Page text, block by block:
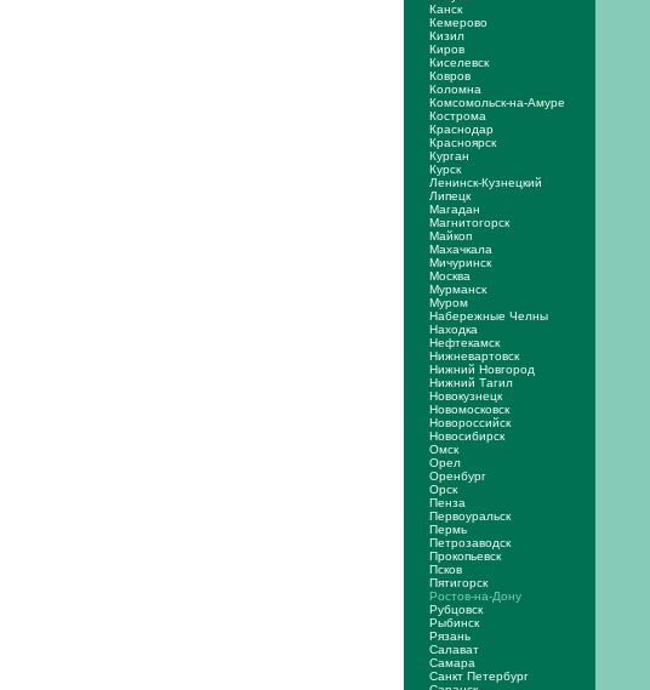
Канск
Кемерово
Кизил
Киров
Киселевск
Ковров
Коломна
Комсомольск-на-Амуре
Кострома
Краснодар
Красноярск
Курган
Курск
Ленинск-Кузнецкий
Липецк
Магадан
Магнитогорск
Майкоп
Махачкала
Мичуринск
Москва
Мурманск
Муром
Набережные Челны
Находка
Нефтекамск
Нижневартовск
Нижний Новгород
Нижний Тагил
Новокузнецк
Новомосковск
Новороссийск
Новосибирск
Омск
Орел
Оренбург
Орск
Пенза
Первоуральск
Пермь
Петрозаводск
Прокопьевск
Псков
Пятигорск
Ростов-на-Дону
Рубцовск
Рыбинск
Рязань
Салават
Самара
Санкт Петербург